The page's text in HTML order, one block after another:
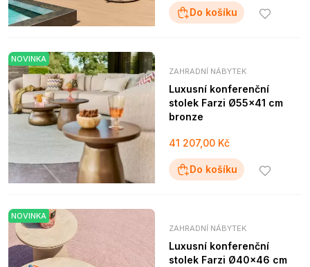
Do košíku
NOVINKA
ZAHRADNÍ NÁBYTEK
Luxusní konferenční
stolek Farzi Ø55x41 cm
bronze
41 207,00 Kč
Do košíku
NOVINKA
ZAHRADNÍ NÁBYTEK
Luxusní konferenční
stolek Farzi Ø40x46 cm